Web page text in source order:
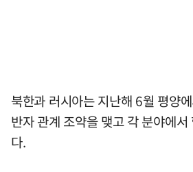
북한과 러시아는 지난해 6월 평양
반자 관계 조약을 맺고 각 분야에
다.